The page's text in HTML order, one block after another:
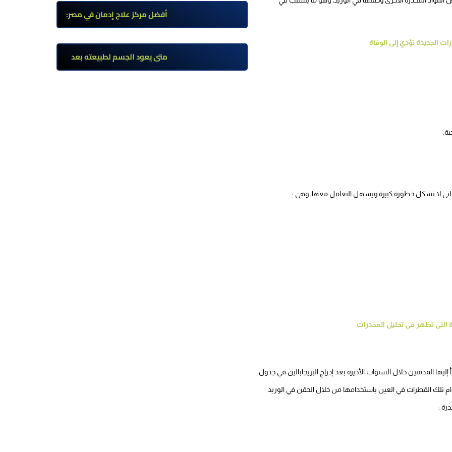
الجديدة تؤدي إلى الوفاة
لا تشكل خطورة كبيرة ويسهل التعامل معها، وهي :
التى تظهر فى تحليل المخدرات
المدمنين خلال السنوات الأخيرة بعد إدراج البريجابالين في جدول
تلك القطرات في العين باستخدامها من خلال الحقن في الوريد
:
أفضل مركز علاج إدمان في مصر:
برامج علاج معتمدة وتعافي آمن
تحت إشراف طبي
متى يعود الجسم لطبيعته بعد
ترك مخدر الآيس؟ مراحل التعافي